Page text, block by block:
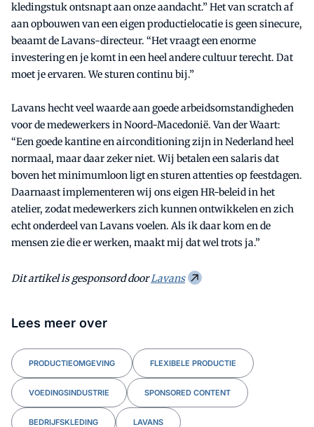
kledingstuk ontsnapt aan onze aandacht.” Het van scratch af
aan opbouwen van een eigen productielocatie is geen sinecure,
beaamt de Lavans-directeur. “Het vraagt een enorme
investering en je komt in een heel andere cultuur terecht. Dat
moet je ervaren. We sturen continu bij.”
Lavans hecht veel waarde aan goede arbeidsomstandigheden
voor de medewerkers in Noord-Macedonië. Van der Waart:
“Een goede kantine en airconditioning zijn in Nederland heel
normaal, maar daar zeker niet. Wij betalen een salaris dat
boven het minimumloon ligt en sturen attenties op feestdagen.
Daarnaast implementeren wij ons eigen HR-beleid in het
atelier, zodat medewerkers zich kunnen ontwikkelen en zich
echt onderdeel van Lavans voelen. Als ik daar kom en de
mensen zie die er werken, maakt mij dat wel trots ja.”
Dit artikel is gesponsord doorLavans
Lees meer over
PRODUCTIEOMGEVING FLEXIBELE PRODUCTIE
VOEDINGSINDUSTRIE SPONSORED CONTENT
BEDRIJFSKLEDING LAVANS